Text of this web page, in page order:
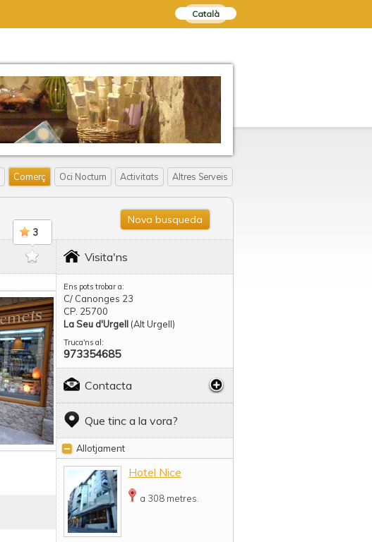
Català
Comerç Oci Nocturn Activitats Altres Serveis
3
Nova busqueda
Visita'ns
Ens pots trobar a:
C/ Canonges 23
CP. 25700
La Seu d'Urgell (Alt Urgell)
Truca'ns al:
973354685
Contacta
Que tinc a la vora?
Allotjament
Hotel Nice
a 308 metres.